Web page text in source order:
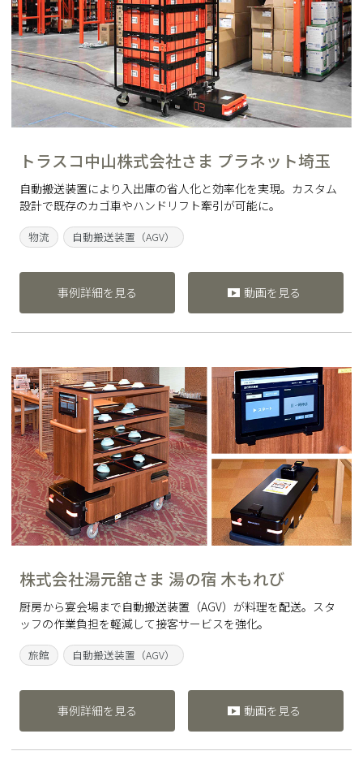
トラスコ中山株式会社さま プラネット埼玉
自動搬送装置により入出庫の省人化と効率化を実現。カスタム
設計で既存のカゴ車やハンドリフト牽引が可能に。
物流 自動搬送装置（AGV）
事例詳細を見る 動画を見る
株式会社湯元舘さま 湯の宿 木もれび
厨房から宴会場まで自動搬送装置（AGV）が料理を配送。スタ
ッフの作業負担を軽減して接客サービスを強化。
旅館 自動搬送装置（AGV）
事例詳細を見る 動画を見る